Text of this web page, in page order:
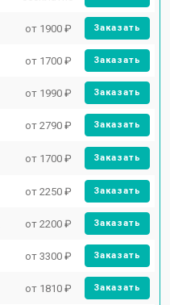
от 1900 ₽ Заказать
от 1700 ₽ Заказать
от 1990 ₽ Заказать
от 2790 ₽ Заказать
от 1700 ₽ Заказать
от 2250 ₽ Заказать
от 2200 ₽ Заказать
от 3300 ₽ Заказать
от 1810 ₽ Заказать